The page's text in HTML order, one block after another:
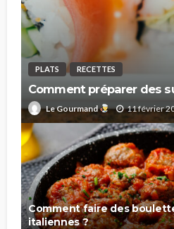
PLATS RECETTES
Comment préparer des
Le Gourmand 11 février
Comment faire des
italiennes ?